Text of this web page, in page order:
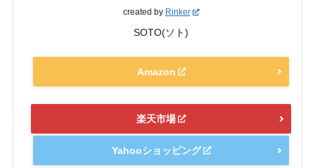
created by Rinker
SOTO(ソト)
Amazon
楽天市場
Yahooショッピング